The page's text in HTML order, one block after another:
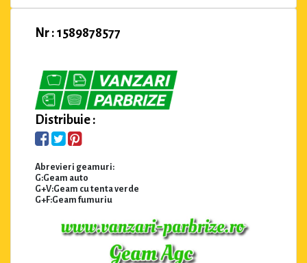
Nr : 1589878577
Distribuie :
Abrevieri geamuri:
G:Geam auto
G+V:Geam cu tenta verde
G+F:Geam fumuriu